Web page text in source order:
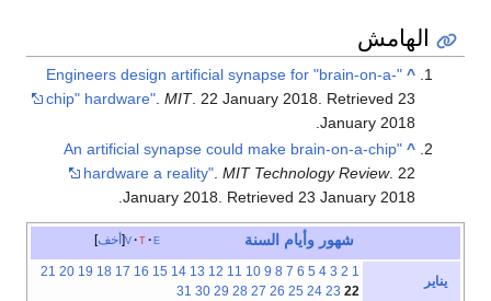
الهامش
^
"Engineers design artificial synapse for "brain-on-a-
chip" hardware".MIT. 22 January 2018. Retrieved23
January 2018
.
^
"An artificial synapse could make brain-on-a-chip
hardware a reality" .MIT Technology Review. 22
January 2018 . Retrieved 23 January 2018
.
أخف v t e شهور وأيام السنة
يناير
1
2
3
4
5
6
7
8
9
10
11
12
13
14
15
16
17
18
19
20
21
22
23
24
25
26
27
28
29
30
31